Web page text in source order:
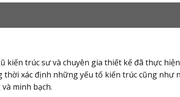
trúc sư và chuyên gia thiết kế đã thực
thời xác định những yếu tố kiến trúc cũng
minh bạch.